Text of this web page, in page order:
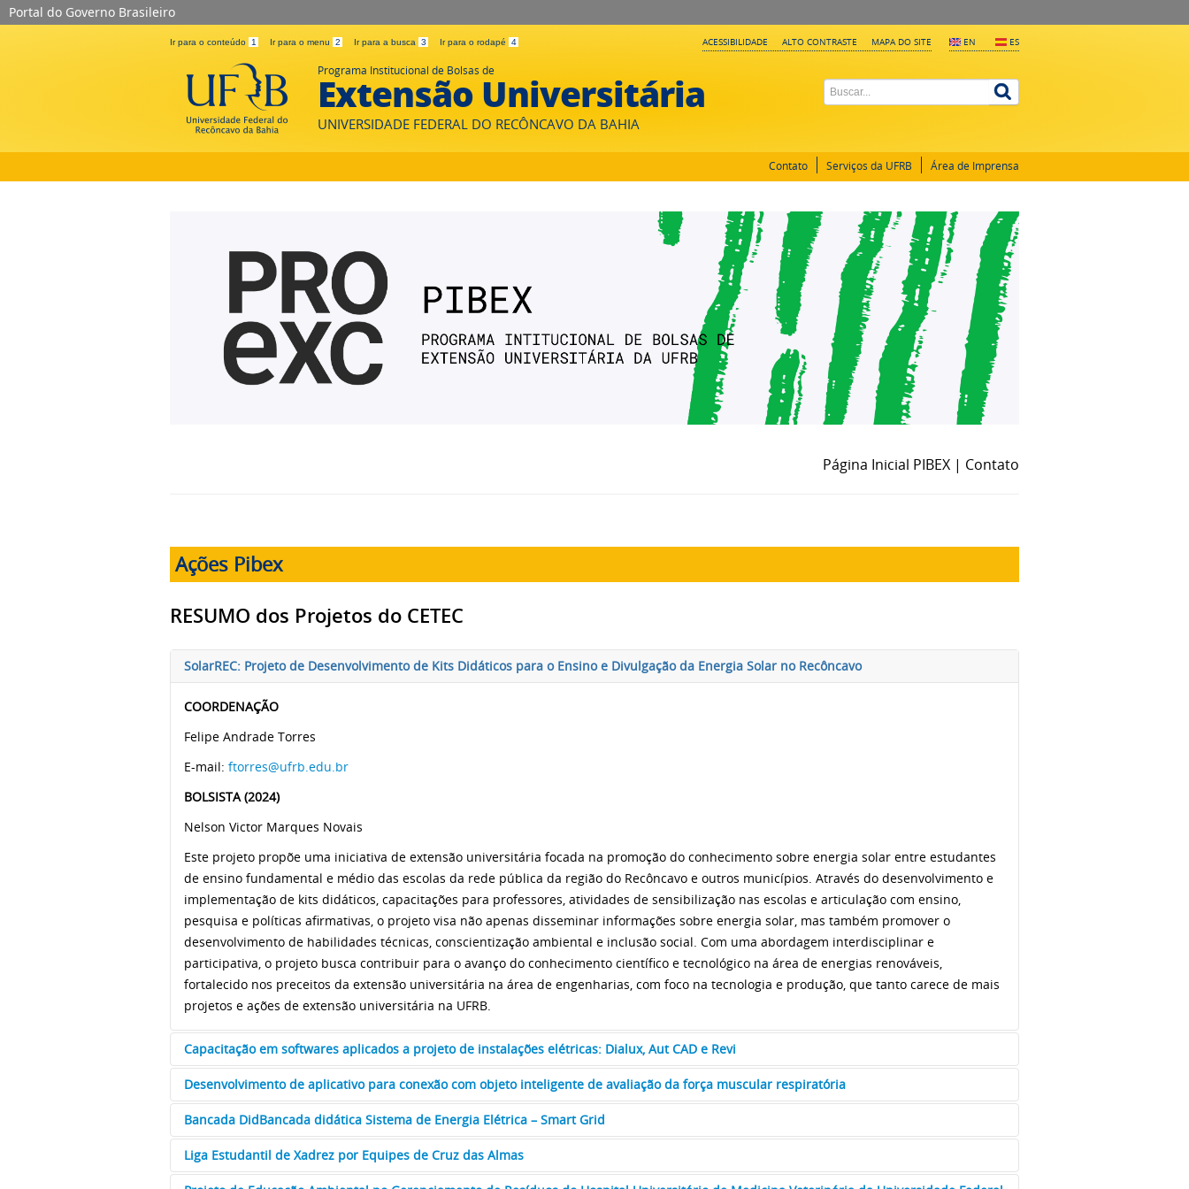
Portal do Governo Brasileiro
Ir para o conteúdo 1 Ir para o menu 2 Ir para a busca 3 Ir para o rodapé 4 EN ES
ACESSIBILIDADE ALTO CONTRASTE MAPA DO SITE
Programa Institucional de Bolsas de
Extensão Universitária
UNIVERSIDADE FEDERAL DO RECÔNCAVO DA BAHIA
Contato Serviços da UFRB Área de Imprensa
Página Inicial PIBEX | Contato
Ações Pibex
RESUMO dos Projetos do CETEC
SolarREC: Projeto de Desenvolvimento de Kits Didáticos para o Ensino e Divulgação da Energia Solar no Recôncavo
COORDENAÇÃO
Felipe Andrade Torres
E-mail: ftorres@ufrb.edu.br
BOLSISTA (2024)
Nelson Victor Marques Novais
Este projeto propõe uma iniciativa de extensão universitária focada na promoção do conhecimento sobre energia solar entre estudantes
de ensino fundamental e médio das escolas da rede pública da região do Recôncavo e outros municípios. Através do desenvolvimento e
implementação de kits didáticos, capacitações para professores, atividades de sensibilização nas escolas e articulação com ensino,
pesquisa e políticas afirmativas, o projeto visa não apenas disseminar informações sobre energia solar, mas também promover o
desenvolvimento de habilidades técnicas, conscientização ambiental e inclusão social. Com uma abordagem interdisciplinar e
participativa, o projeto busca contribuir para o avanço do conhecimento científico e tecnológico na área de energias renováveis,
fortalecido nos preceitos da extensão universitária na área de engenharias, com foco na tecnologia e produção, que tanto carece de mais
projetos e ações de extensão universitária na UFRB.
Capacitação em softwares aplicados a projeto de instalações elétricas: Dialux, Aut CAD e Revi
COORDENAÇÃO
Caio Marco dos Santos Junqueira
E-mail:caio.junqueira@ufrb.edu.br
BOLSISTA (2024)
Desenvolvimento de aplicativo para conexão com objeto inteligente de avaliação da força muscular respiratória
COORDENAÇÃO
Camila Bezerra da Silva
E-mail: camilabezerra@ufrb.edu.br
Bancada DidBancada didática Sistema de Energia Elétrica – Smart Grid
COORDENAÇÃO
Liga Estudantil de Xadrez por Equipes de Cruz das Almas